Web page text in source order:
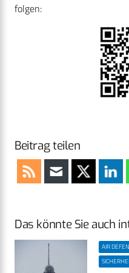
folgen:
Beitrag teilen
Das könnte Sie auch
AIR